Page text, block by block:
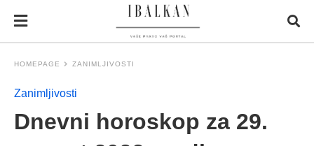
HOMEPAGE ZANIMLJIVOSTI
Zanimljivosti
Dnevni horoskop za 29.